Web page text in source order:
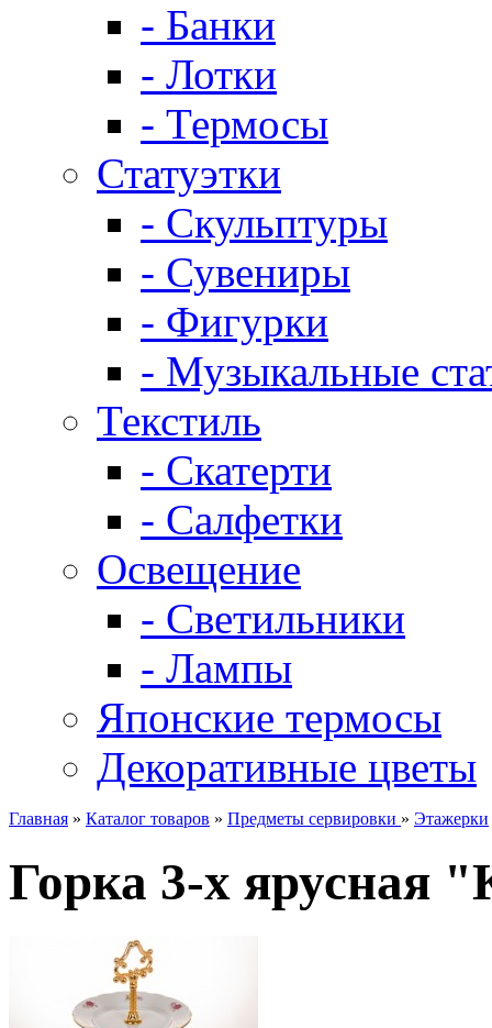
- Банки
- Лотки
- Термосы
Статуэтки
- Скульптуры
- Сувениры
- Фигурки
- Музыкальные
Текстиль
- Скатерти
- Салфетки
Освещение
- Светильники
- Лампы
Японские термосы
Декоративные цветы
Главная » Каталог товаров » Предметы сервировки » Этажерки
Горка 3-х ярусная